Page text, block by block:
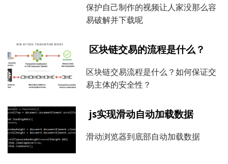
保护自己制作的视频让人家没那么容
易破解并下载呢
区块链交易的流程是什么？
区块链交易流程是什么？如何保证交
易主体的安全性？
js实现滑动自动加载数据
滑动浏览器到底部自动加载数据